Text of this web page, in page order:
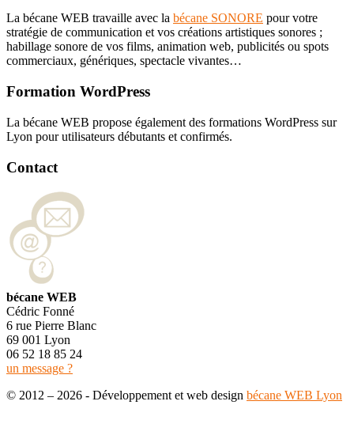
La bécane WEB travaille avec la bécane SONORE pour votre
stratégie de communication et vos créations artistiques sonores ;
habillage sonore de vos films, animation web, publicités ou spots
commerciaux, génériques, spectacle vivantes…
Formation WordPress
La bécane WEB propose également des formations WordPress sur
Lyon pour utilisateurs débutants et confirmés.
Contact
bécane WEB
Cédric Fonné
6 rue Pierre Blanc
69 001 Lyon
06 52 18 85 24
un message ?
© 2012 – 2026 - Développement et web design bécane WEB Lyon